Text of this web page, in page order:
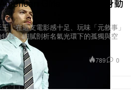
Girls〉MV 裡化身動
，在這支電影感十足、玩味「元敘事」
技，細膩剖析名氣光環下的孤獨與空
789 0